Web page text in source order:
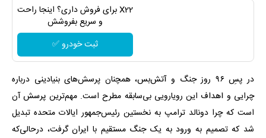
X22 برای فروش داری؟ اینجا راحت
و سریع بفروشش
ثبت خودرو ✅
در پسِ ۹۶ روز جنگ و آتش‌بس، همچنان پرسش‌های بنیادینی درباره
چرایی و اهداف این رویارویی بی‌سابقه مطرح است. مهم‌ترین پرسش آن
است که چرا دونالد ترامپ به نخستین رئیس‌جمهور ایالات متحده تبدیل
شد که تصمیم به ورود به یک جنگ مستقیم با ایران گرفت، درحالی‌که